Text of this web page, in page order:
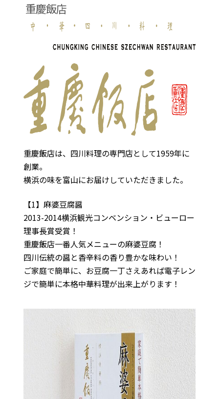
重慶飯店
重慶飯店は、四川料理の専門店として1959年に
創業。
横浜の味を富山にお届けしていただきました。
【1】麻婆豆腐醤
2013-2014横浜観光コンベンション・ビューロー
理事長賞受賞！
重慶飯店一番人気メニューの麻婆豆腐！
四川伝統の醤と香辛料の香り豊かな味わい！
ご家庭で簡単に、お豆腐一丁さえあれば電子レン
ジで簡単に本格中華料理が出来上がります！